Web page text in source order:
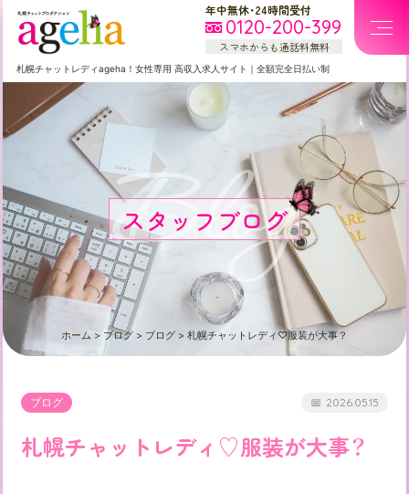
年中無休・24時間受付
0120-200-399
スマホからも通話料無料
札幌チャットレディageha！女性専用 高収入求人サイト ｜ 全額完全日払い制
スタッフブログ
Blog
ホーム > ブログ > ブログ > 札幌チャットレディ♡服装が大事？
ブログ 2026.05.15
札幌チャットレディ♡服装が大事？